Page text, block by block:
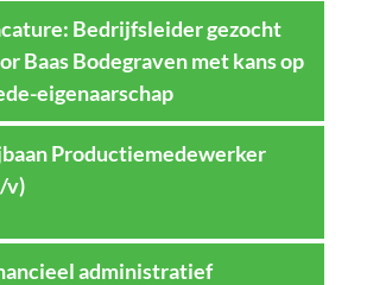
Bedrijfsleider gezocht
Baas Bodegraven met kans op
eigenaarschap
Productiemedewerker
v)
administratief